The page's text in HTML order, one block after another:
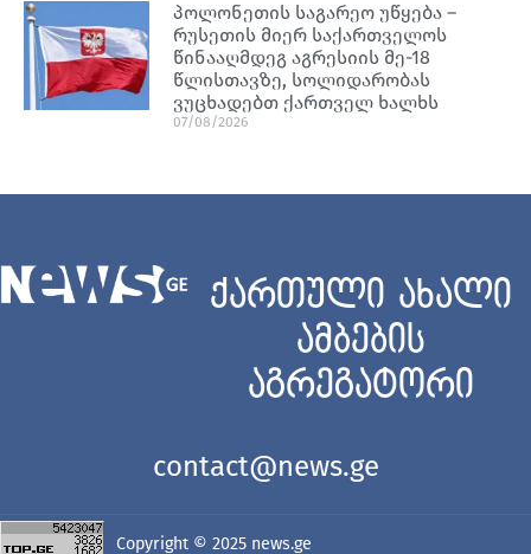
პოლონეთის საგარეო უწყება –
რუსეთის მიერ საქართველოს
წინააღმდეგ აგრესიის მე-18
წლისთავზე, სოლიდარობას
ვუცხადებთ ქართველ ხალხს
07/08/2026
ქართული ახალი
ამბების
აგრეგატორი
contact@news.ge
Copyright © 2025 news.ge